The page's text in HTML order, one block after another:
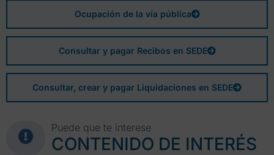
Ocupación de la vía pública
Consultar y pagar Recibos en SEDE
Consultar, crear y pagar Liquidaciones en SEDE
Puede que te interese
CONTENIDO DE INTERÉS